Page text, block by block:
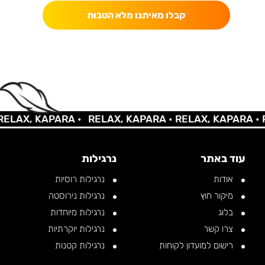
קבלו מאיתנו מלא הטבות
KAPARA • RELAX, KAPARA •RELAX, KAPARA •
עוד באתר
אודות
מיקור חוץ
בלוג
צרו קשר
רישום למועדון לקוחות
נרגילות
נרגילות רוסיות
נרגילות נירוסטה
נרגילות מיוחדות
נרגילות יוקרתיות
נרגילות קטנות